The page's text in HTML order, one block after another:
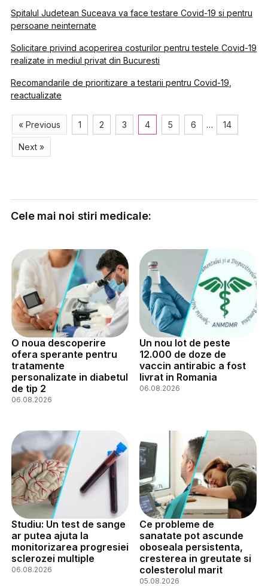
Spitalul Judetean Suceava va face testare Covid-19 si pentru
persoane neinternate
Solicitare privind acoperirea costurilor pentru testele Covid-19
realizate in mediul privat din Bucuresti
Recomandarile de prioritizare a testarii pentru Covid-19,
reactualizate
« Previous 1 2 3 4 5 6 … 14
Next »
Cele mai noi stiri medicale:
O noua descoperire
ofera sperante pentru
tratamente
personalizate in diabetul
de tip 2
06.08.2026
Un nou lot de peste
12.000 de doze de
vaccin antirabic a fost
livrat in Romania
06.08.2026
Studiu: Un test de sange
ar putea ajuta la
monitorizarea progresiei
sclerozei multiple
06.08.2026
Ce probleme de
sanatate pot ascunde
oboseala persistenta,
cresterea in greutate si
colesterolul marit
05.08.2026